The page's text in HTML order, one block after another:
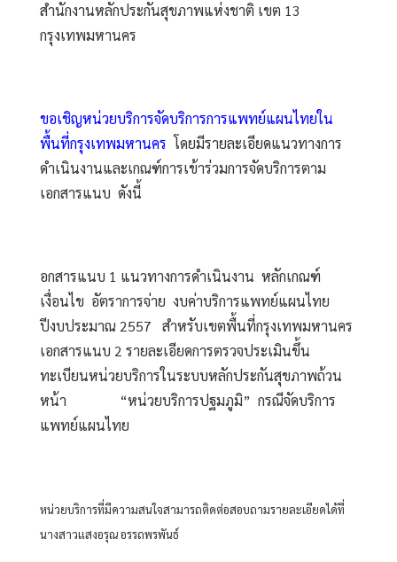
สำนักงานหลักประกันสุขภาพแห่งชาติ เขต 13
กรุงเทพมหานคร
ขอเชิญหน่วยบริการจัดบริการการแพทย์แผนไทยใน
พื้นที่กรุงเทพมหานคร โดยมีรายละเอียดแนวทางการ
ดำเนินงานและเกณฑ์การเข้าร่วมการจัดบริการตาม
เอกสารแนบ  ดังนี้
อกสารแนบ 1 แนวทางการดำเนินงาน  หลักเกณฑ์
เงื่อนไข  อัตราการจ่าย  งบค่าบริการแพทย์แผนไทย
ปีงบประมาณ 2557   สำหรับเขตพื้นที่กรุงเทพมหานคร
เอกสารแนบ 2 รายละเอียดการตรวจประเมินขึ้น
ทะเบียนหน่วยบริการในระบบหลักประกันสุขภาพถ้วน
หน้า               “หน่วยบริการปฐมภูมิ”  กรณีจัดบริการ
แพทย์แผนไทย
หน่วยบริการที่มีความสนใจสามารถติดต่อสอบถามรายละเอียดได้ที่
นางสาวแสงอรุณ อรรถพรพันธ์